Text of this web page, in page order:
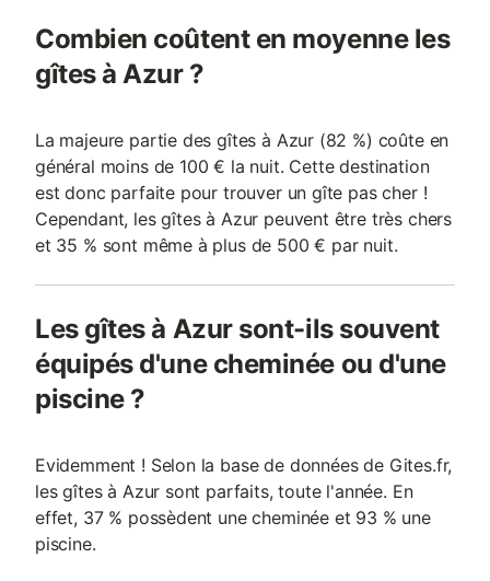
Combien coûtent en moyenne les
gîtes à Azur ?
La majeure partie des gîtes à Azur (82 %) coûte en
général moins de 100 € la nuit. Cette destination
est donc parfaite pour trouver un gîte pas cher !
Cependant, les gîtes à Azur peuvent être très chers
et 35 % sont même à plus de 500 € par nuit.
Les gîtes à Azur sont-ils souvent
équipés d'une cheminée ou d'une
piscine ?
Evidemment ! Selon la base de données de Gites.fr,
les gîtes à Azur sont parfaits, toute l'année. En
effet, 37 % possèdent une cheminée et 93 % une
piscine.